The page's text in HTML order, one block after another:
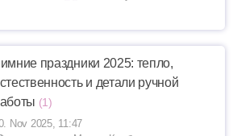
праздники 2025: тепло,
и детали ручной
(1)
Nov 2025, 11:47